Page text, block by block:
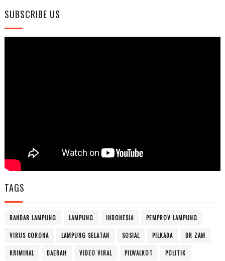
SUBSCRIBE US
TAGS
BANDAR LAMPUNG LAMPUNG INDONESIA PEMPROV LAMPUNG
VIRUS CORONA LAMPUNG SELATAN SOSIAL PILKADA DR ZAM
KRIMINAL DAERAH VIDEO VIRAL PILWALKOT POLITIK